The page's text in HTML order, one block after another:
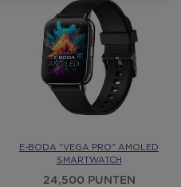
E-BODA "VEGA PRO" AMOLED
SMARTWATCH
24,500 PUNTEN